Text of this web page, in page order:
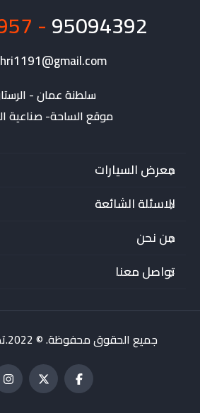
95094392
- 95174957
موقع الساحة- صناعية
معرض السيارات
الاسئلة الشائعة
من نحن
تواصل معنا
جميع الحقوق محفوظة. © 2022.تصميم لنك ديزاين